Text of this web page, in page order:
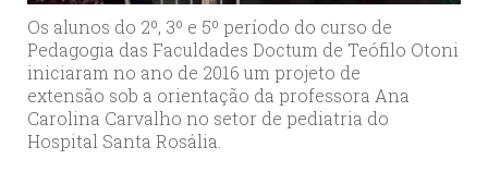
Os alunos do 2º, 3º e 5º período do curso de
Pedagogia das Faculdades Doctum de Teófilo Otoni
iniciaram no ano de 2016 um projeto de
extensão sob a orientação da professora Ana
Carolina Carvalho no setor de pediatria do
Hospital Santa Rosália.